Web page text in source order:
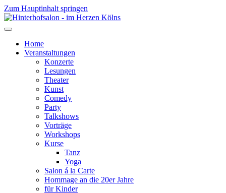
Zum Hauptinhalt springen
Home
Veranstaltungen
Konzerte
Lesungen
Theater
Kunst
Comedy
Party
Talkshows
Vorträge
Workshops
Kurse
Tanz
Yoga
Salon á la Carte
Hommage an die 20er Jahre
für Kinder